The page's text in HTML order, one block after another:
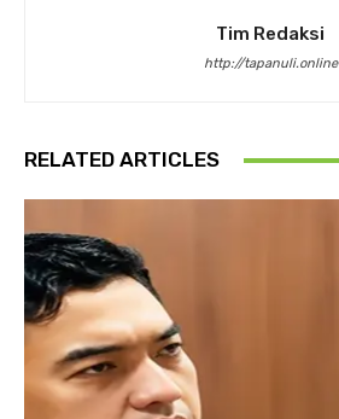
Tim Redaksi
http://tapanuli.online
RELATED ARTICLES